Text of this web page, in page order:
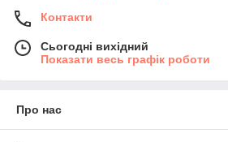
Контакти
Сьогодні вихідний
Показати весь графік роботи
Про нас